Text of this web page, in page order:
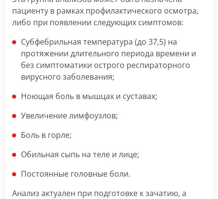
пациенту в рамках профилактического осмотра,
либо при появлении следующих симптомов:
Субфебрильная температура (до 37,5) на
протяжении длительного периода времени и
без симптоматики острого респираторного
вирусного заболевания;
Ноющая боль в мышцах и суставах;
Увеличение лимфоузлов;
Боль в горле;
Обильная сыпь на теле и лице;
Постоянные головные боли.
Анализ актуален при подготовке к зачатию, а